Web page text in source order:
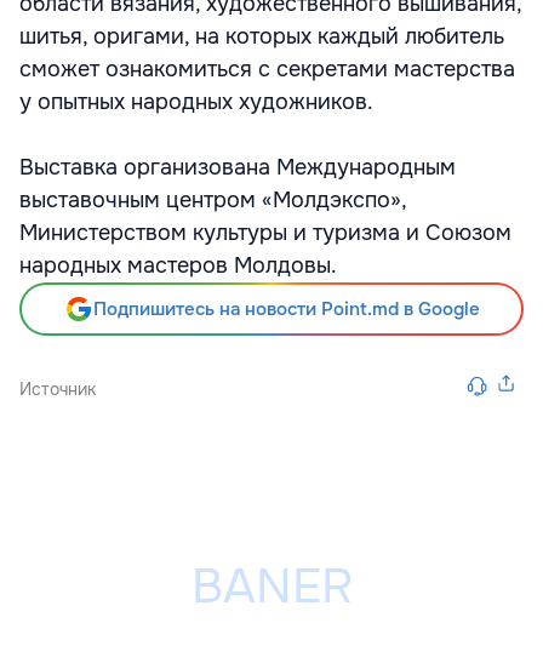
шитья, оригами, на которых каждый любитель
сможет ознакомиться с секретами мастерства
у опытных народных художников.
Выставка организована Международным
выставочным центром «Молдэкспо»,
Министерством культуры и туризма и Союзом
народных мастеров Молдовы.
Подпишитесь на новости Point.md в Google
Источник